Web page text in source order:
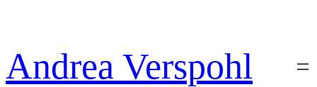
springen
Andrea Verspohl